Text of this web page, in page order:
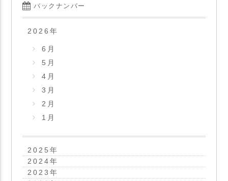
バックナンバー
2026 年
6月
5月
4月
3月
2月
1月
2025 年
2024年
2023 年